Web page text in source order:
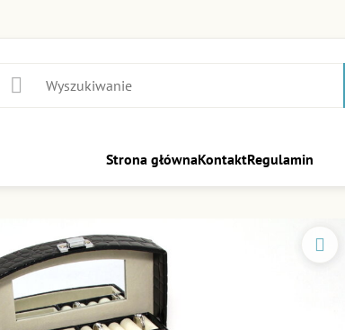
Strona głównaKontaktRegulamin